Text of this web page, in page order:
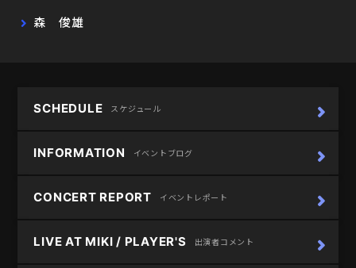
森 俊雄
SCHEDULE スケジュール
INFORMATION イベントブログ
CONCERT REPORT イベントレポート
LIVE AT MIKI / PLAYER'S 出演者コメント